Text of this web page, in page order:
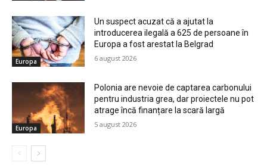
Europa
Un suspect acuzat că a ajutat la
introducerea ilegală a 625 de persoane în
Europa a fost arestat la Belgrad
6 august 2026
Europa
Polonia are nevoie de captarea carbonului
pentru industria grea, dar proiectele nu pot
atrage încă finanțare la scară largă
5 august 2026